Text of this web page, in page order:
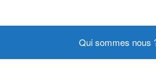
Un site
Qui sommes nous